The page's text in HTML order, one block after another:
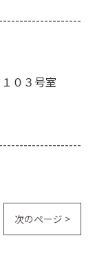
０３号室
次のページ >